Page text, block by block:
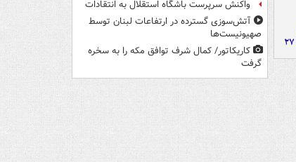
واکنش سرپرست باشگاه استقلال به انتقادات
آتش‌سوزی گسترده در ارتفاعات لبنان توسط
صهیونیست‌ها
کاریکاتور/ کمال شرف توافق مکه را به سخره
گرفت